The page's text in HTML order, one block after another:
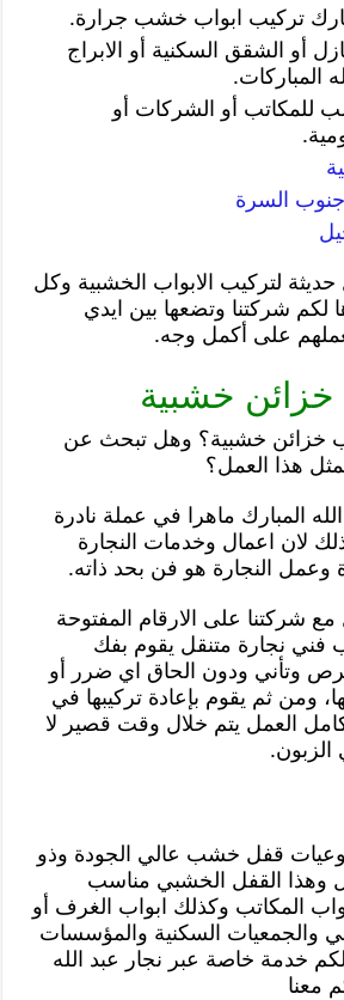
تركيب ابواب خشب جرارة.
أو الشقق السكنية أو الابراج
المباركات.
للمكاتب أو الشركات أو
السرة
لتركيب الابواب الخشبية وكل
لكم شركتنا وتضعها بين ايدي
على أكمل وجه.
خشبية
خزائن خشبية؟ وهل تبحث عن
هذا العمل؟
المبارك ماهرا في عملة نادرة
لان اعمال وخدمات النجارة
وعمل النجارة هو فن بحد ذاته.
مع شركتنا على الارقام المفتوحة
فني نجارة متنقل يقوم بفك
وتأني ودون الحاق اي ضرر أو
ثم يقوم بإعادة تركيبها في
العمل يتم خلال وقت قصير لا
الزبون.
قفل خشب عالي الجودة وذو
وهذا القفل الخشبي مناسب
المكاتب وكذلك ابواب الغرف أو
والجمعيات السكنية والمؤسسات
خدمة خاصة عبر نجار عبد الله
معنا